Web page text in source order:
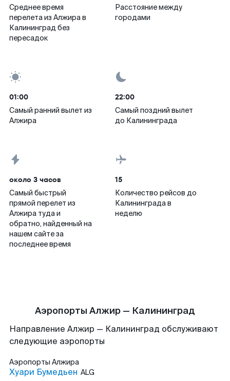
Среднее время
перелета из Алжира в
Калининград без
пересадок
Расстояние между
городами
01:00
Самый ранний вылет из
Алжира
22:00
Самый поздний вылет
до Калининграда
около 3 часов
Самый быстрый
прямой перелет из
Алжира туда и
обратно, найденный на
нашем сайте за
последнее время
15
Количество рейсов до
Калининграда в
неделю
Аэропорты Алжир — Калининград
Направление Алжир — Калининград обслуживают
следующие аэропорты
Аэропорты Алжира
Хуари Бумедьен ALG